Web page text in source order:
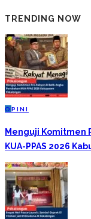
TRENDING NOW
O PINI
Menguji Komitmen
KUA-PPAS 2026